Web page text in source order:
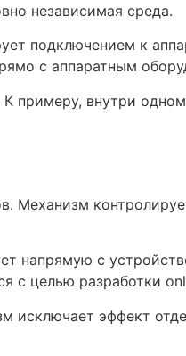
независимая среда.
подключением к
с аппаратным
примеру, внутри
Механизм
напрямую с
с целью разработки
исключает эффект